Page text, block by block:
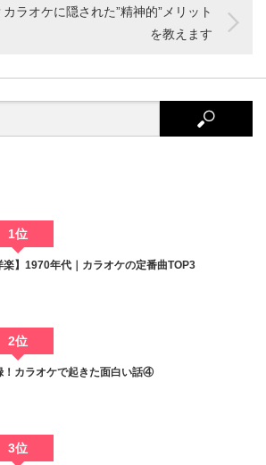
ラオケに隠された”精神的”メリット
を教えます
1位
楽】1970年代｜カラオケの定番曲TOP3
2位
！カラオケで起きた面白い話④
3位